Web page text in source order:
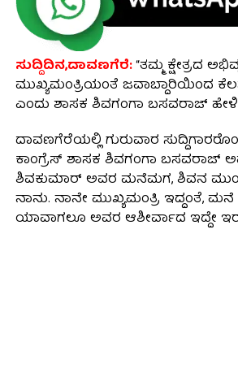
ಸುದ್ದಿದಿನ,ದಾವಣಗೆರೆ:“ತಮ್ಮ ಕ್ಷೇತ್ರದ
ಮುಖ್ಯಮಂತ್ರಿಯಂತೆ ಜವಾಬ್ದಾರಿಯಿಂದ ಕೆಲಸ
ಎಂದು ಶಾಸಕ ಶಿವಗಂಗಾ ಬಸವರಾಜ್
ದಾವಣಗೆರೆಯಲ್ಲಿ ಗುರುವಾರ
ಕಾಂಗ್ರೆಸ್ ಶಾಸಕ ಶಿವಗಂಗಾ ಬಸವರಾಜ್
ಶಿವಕುಮಾರ್‌ ಅವರ ಮನೆಮಗ, ಶಿವನ
ನಾನು. ನಾನೇ ಮುಖ್ಯಮಂತ್ರಿ ಇದ್ದಂತೆ,
ಯಾವಾಗಲೂ ಅವರ ಆಶೀರ್ವಾದ ಇದ್ದೇ